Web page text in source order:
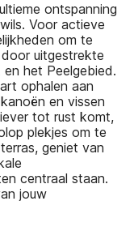
ontspanning
Voor actieve
om te
uitgestrekte
het Peelgebied.
ophalen aan
en vissen
tot rust komt,
plekjes om te
geniet van
centraal staan.
jouw